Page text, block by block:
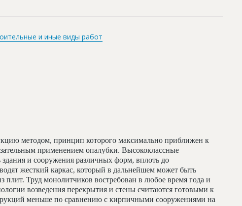
и иные виды работ
методом, принцип которого максимально приближен к
применением опалубки. Высококлассные
и сооружения различных форм, вплоть до
жесткий каркас, который в дальнейшем может быть
плит. Труд монолитчиков востребован в любое время года и
возведения перекрытия и стены считаются готовыми к
меньше по сравнению с кирпичными сооружениями на